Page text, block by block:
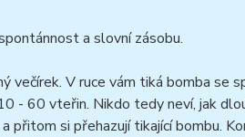
a slovní zásobu.
V ruce vám tiká bomba se
- 60 vteřin. Nikdo tedy neví, jak
přitom si přehazují tikající bombu.